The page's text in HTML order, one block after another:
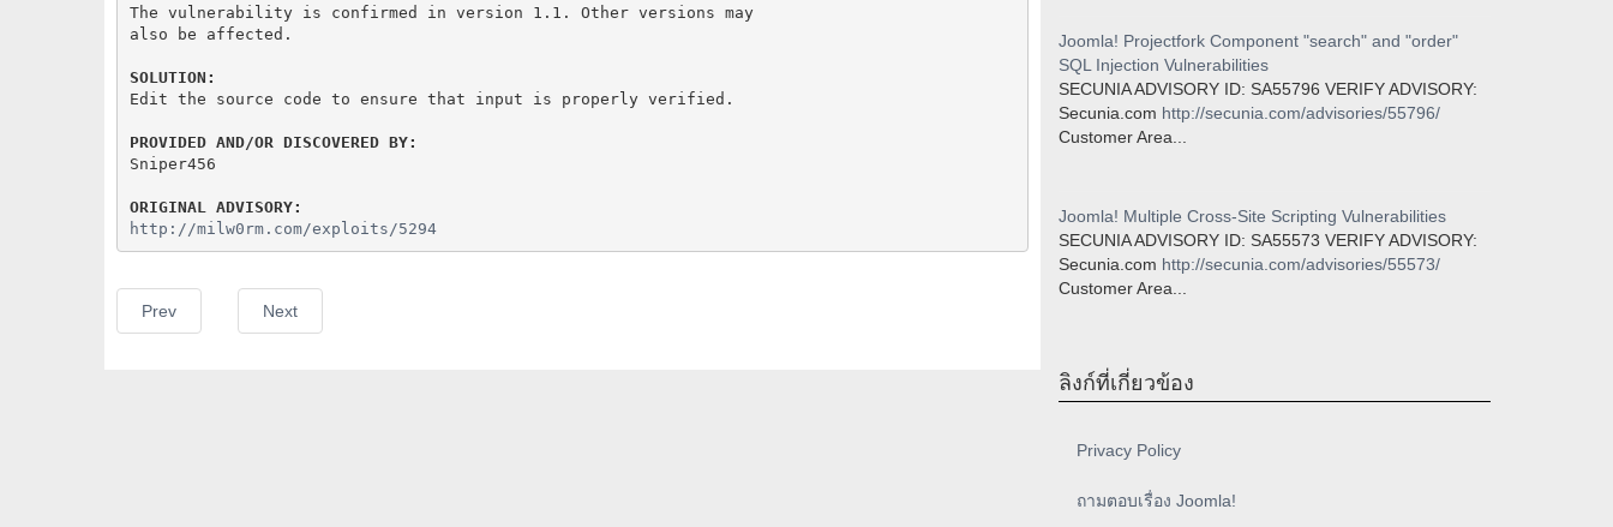
The vulnerability is confirmed in version 1.1. Other versions may
also be affected.
SOLUTION:
Edit the source code to ensure that input is properly verified.
PROVIDED AND/OR DISCOVERED BY:
Sniper456
ORIGINAL ADVISORY:
http://milw0rm.com/exploits/5294
Prev Next
Joomla! Projectfork Component "search" and "order"
SQL Injection Vulnerabilities
SECUNIA ADVISORY ID: SA55796 VERIFY ADVISORY:
Secunia.com http://secunia.com/advisories/55796/
Customer Area...
Joomla! Multiple Cross-Site Scripting Vulnerabilities
SECUNIA ADVISORY ID: SA55573 VERIFY ADVISORY:
Secunia.com http://secunia.com/advisories/55573/
Customer Area...
ลิงก์ที่เกี่ยวข้อง
Privacy Policy
ถามตอบเรื่อง Joomla!